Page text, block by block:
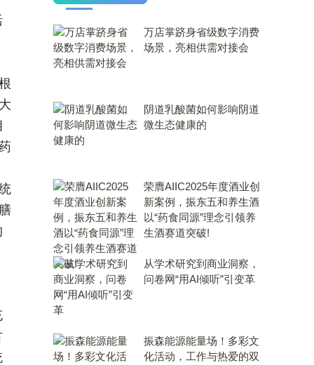
万店掌跻身省级数字消费
场景，亮相供需对接会
​阴道乳酸菌如何影响阴道
微生态健康的
荣膺AIIC2025年度酒业创
新案例，振东五和养生酒
以“药食同源”理念引领养
生酒赛道突破!
从学术研究到商业洞察，
问卷网“用AI倾听”引变革
振森能源能量场！多彩文
化活动，工作与热爱的双